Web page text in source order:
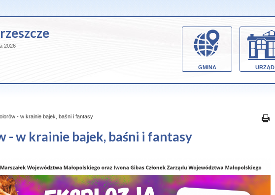
2026
GMINA URZĄD
- w krainie bajek, baśni i fantasy
- w krainie bajek, baśni i fantasy